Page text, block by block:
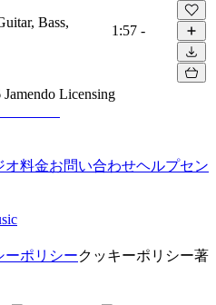
Bass,
1:57 -
Jamendo Licensing
オ料金お問い合わせヘルプセン
ーポリシークッキーポリシー著